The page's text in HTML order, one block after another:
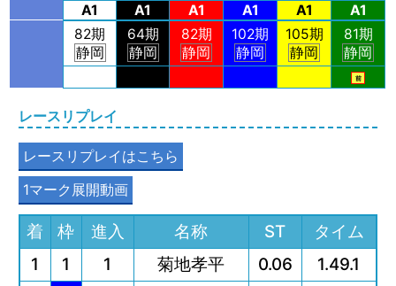
A1
A1 A1 A1 A1
A1
82期
静岡
64期
静岡
82期
静岡
102期
静岡
105期
静岡
81期
静岡
前
レースリプレイ
レースリプレイはこちら
1マーク展開動画
着 枠 進入 名称 ST
タイム
1
1 1 菊地孝平 0.06
1.49.1